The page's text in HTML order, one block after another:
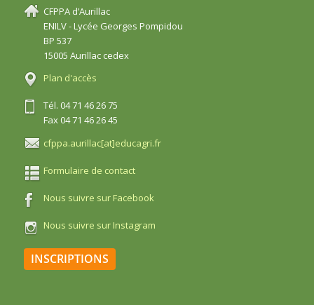
CFPPA d’Aurillac
ENILV - Lycée Georges Pompidou
BP 537
15005 Aurillac cedex
Plan d'accès
Tél. 04 71 46 26 75
Fax 04 71 46 26 45
cfppa.aurillac[at]educagri.fr
Formulaire de contact
Nous suivre sur Facebook
Nous suivre sur Instagram
INSCRIPTIONS